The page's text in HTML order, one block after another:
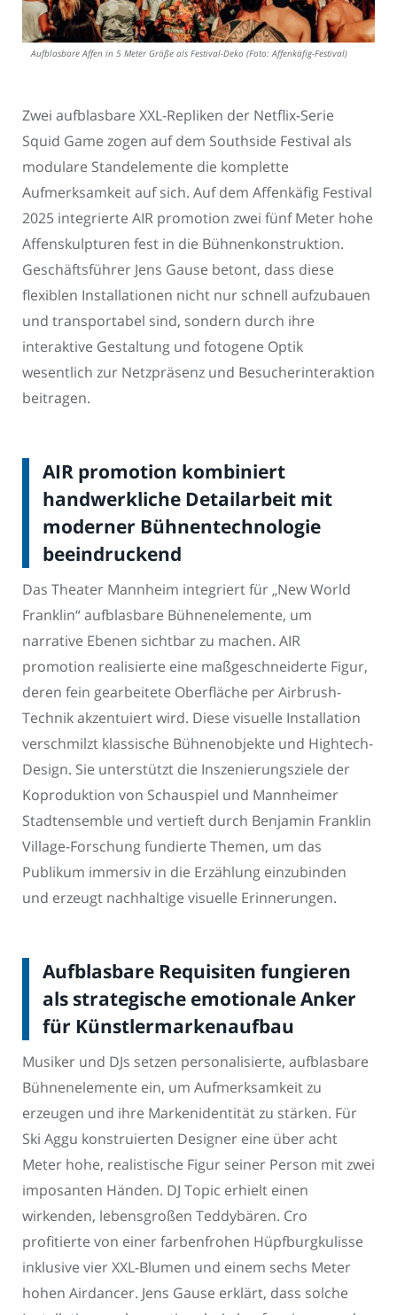
Aufblasbare Affen in 5 Meter Größe als Festival-Deko (Foto: Affenkäfig-Festival)
Zwei aufblasbare XXL-Repliken der Netflix-Serie
Squid Game zogen auf dem Southside Festival als
modulare Standelemente die komplette
Aufmerksamkeit auf sich. Auf dem Affenkäfig Festival
2025 integrierte AIR promotion zwei fünf Meter hohe
Affenskulpturen fest in die Bühnenkonstruktion.
Geschäftsführer Jens Gause betont, dass diese
flexiblen Installationen nicht nur schnell aufzubauen
und transportabel sind, sondern durch ihre
interaktive Gestaltung und fotogene Optik
wesentlich zur Netzpräsenz und Besucherinteraktion
beitragen.
AIR promotion kombiniert
handwerkliche Detailarbeit mit
moderner Bühnentechnologie
beeindruckend
Das Theater Mannheim integriert für „New World
Franklin“ aufblasbare Bühnenelemente, um
narrative Ebenen sichtbar zu machen. AIR
promotion realisierte eine maßgeschneiderte Figur,
deren fein gearbeitete Oberfläche per Airbrush-
Technik akzentuiert wird. Diese visuelle Installation
verschmilzt klassische Bühnenobjekte und Hightech-
Design. Sie unterstützt die Inszenierungsziele der
Koproduktion von Schauspiel und Mannheimer
Stadtensemble und vertieft durch Benjamin Franklin
Village-Forschung fundierte Themen, um das
Publikum immersiv in die Erzählung einzubinden
und erzeugt nachhaltige visuelle Erinnerungen.
Aufblasbare Requisiten fungieren
als strategische emotionale Anker
für Künstlermarkenaufbau
Musiker und DJs setzen personalisierte, aufblasbare
Bühnenelemente ein, um Aufmerksamkeit zu
erzeugen und ihre Markenidentität zu stärken. Für
Ski Aggu konstruierten Designer eine über acht
Meter hohe, realistische Figur seiner Person mit zwei
imposanten Händen. DJ Topic erhielt einen
wirkenden, lebensgroßen Teddybären. Cro
profitierte von einer farbenfrohen Hüpfburgkulisse
inklusive vier XXL-Blumen und einem sechs Meter
hohen Airdancer. Jens Gause erklärt, dass solche